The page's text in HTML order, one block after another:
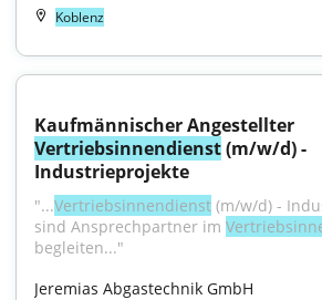
Koblenz
Vertriebsinnendienst (m/w/d) -
Industrieprojekte
"...Vertriebsinnendienst (m/w/d) -
sind Ansprechpartner im
begleiten..."
Jeremias Abgastechnik GmbH